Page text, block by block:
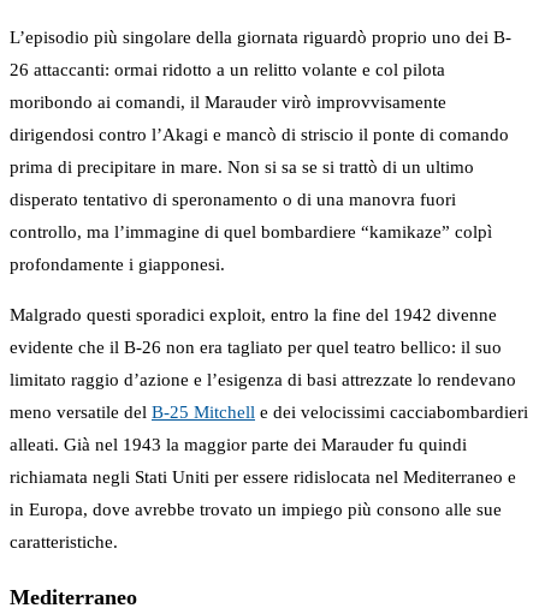
L’episodio più singolare della giornata riguardò proprio uno dei B-
26 attaccanti: ormai ridotto a un relitto volante e col pilota
moribondo ai comandi, il Marauder virò improvvisamente
dirigendosi contro l’Akagi e mancò di striscio il ponte di comando
prima di precipitare in mare. Non si sa se si trattò di un ultimo
disperato tentativo di speronamento o di una manovra fuori
controllo, ma l’immagine di quel bombardiere “kamikaze” colpì
profondamente i giapponesi.
Malgrado questi sporadici exploit, entro la fine del 1942 divenne
evidente che il B-26 non era tagliato per quel teatro bellico: il suo
limitato raggio d’azione e l’esigenza di basi attrezzate lo rendevano
meno versatile del B-25 Mitchell e dei velocissimi cacciabombardieri
alleati. Già nel 1943 la maggior parte dei Marauder fu quindi
richiamata negli Stati Uniti per essere ridislocata nel Mediterraneo e
in Europa, dove avrebbe trovato un impiego più consono alle sue
caratteristiche.
Mediterraneo